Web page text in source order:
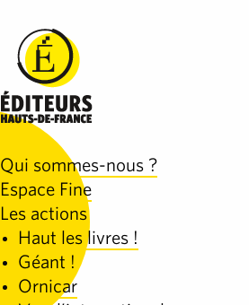
Qui sommes-nous ?
Espace Fine
Les actions
Haut les livres !
Géant !
Ornicar